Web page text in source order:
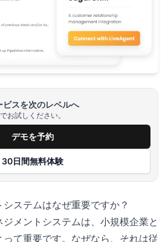
ビスを次のレベルへ
お試しください。
デモを予約
30日間無料体験
ステムはなぜ重要ですか？
メントシステムは、小規模企業と
て重要です。なぜなら、それは従